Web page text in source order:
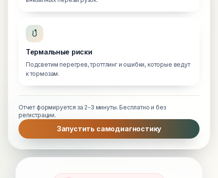
Термальные риски
Подсветим перегрев, троттлинг и ошибки, которые ведут
к тормозам.
Отчет формируется за 2-3 минуты. Бесплатно и без
регистрации.
Запустить самодиагностику